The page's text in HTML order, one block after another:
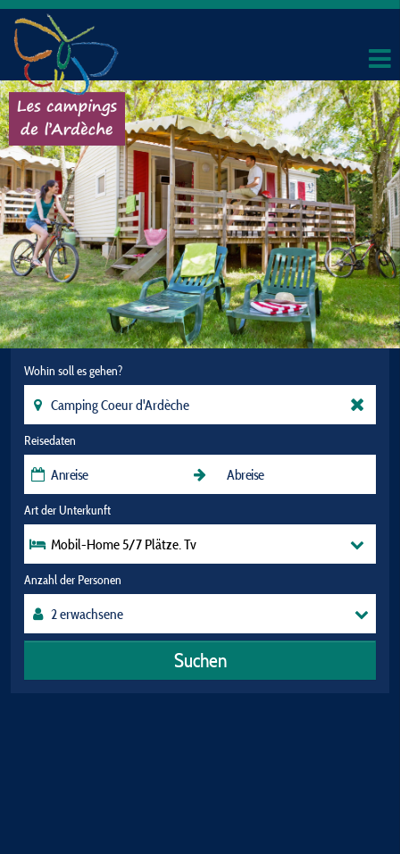
Wohin soll es gehen?
Reisedaten
Art der Unterkunft
Mobil-Home 5/7 Plätze. Tv
Anzahl der Personen
Suchen